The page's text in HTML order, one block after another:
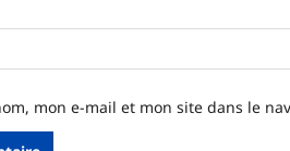
mon e-mail et mon site dans le